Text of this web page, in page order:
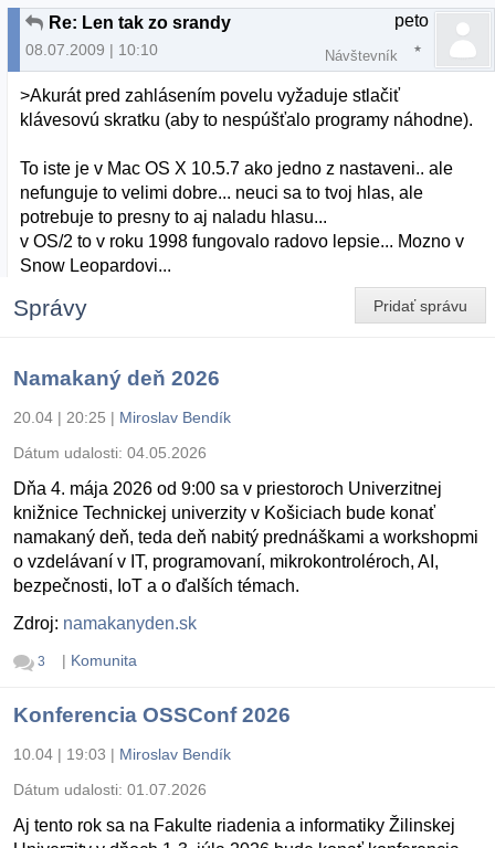
Re: Len tak zo srandy
08.07.2009 | 10:10
peto
Návštevník
>Akurát pred zahlásením povelu vyžaduje stlačiť
klávesovú skratku (aby to nespúšťalo programy náhodne).
To iste je v Mac OS X 10.5.7 ako jedno z nastaveni.. ale
nefunguje to velimi dobre... neuci sa to tvoj hlas, ale
potrebuje to presny to aj naladu hlasu...
v OS/2 to v roku 1998 fungovalo radovo lepsie... Mozno v
Snow Leopardovi...
Pridať správu
Správy
Namakaný deň 2026
20.04 | 20:25 | Miroslav Bendík
Dátum udalosti: 04.05.2026
Dňa 4. mája 2026 od 9:00 sa v priestoroch Univerzitnej
knižnice Technickej univerzity v Košiciach bude konať
namakaný deň, teda deň nabitý prednáškami a workshopmi
o vzdelávaní v IT, programovaní, mikrokontroléroch, AI,
bezpečnosti, IoT a o ďalších témach.
Zdroj: namakanyden.sk
3 | Komunita
Konferencia OSSConf 2026
10.04 | 19:03 | Miroslav Bendík
Dátum udalosti: 01.07.2026
Aj tento rok sa na Fakulte riadenia a informatiky Žilinskej